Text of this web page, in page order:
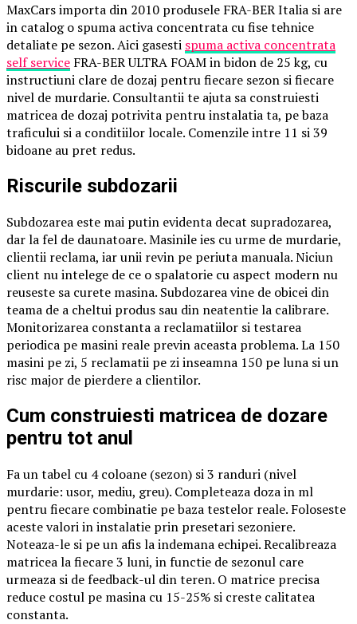
MaxCars importa din 2010 produsele FRA-BER Italia si are
in catalog o spuma activa concentrata cu fise tehnice
detaliate pe sezon. Aici gasesti spuma activa concentrata
self service FRA-BER ULTRA FOAM in bidon de 25 kg, cu
instructiuni clare de dozaj pentru fiecare sezon si fiecare
nivel de murdarie. Consultantii te ajuta sa construiesti
matricea de dozaj potrivita pentru instalatia ta, pe baza
traficului si a conditiilor locale. Comenzile intre 11 si 39
bidoane au pret redus.
Riscurile subdozarii
Subdozarea este mai putin evidenta decat supradozarea,
dar la fel de daunatoare. Masinile ies cu urme de murdarie,
clientii reclama, iar unii revin pe periuta manuala. Niciun
client nu intelege de ce o spalatorie cu aspect modern nu
reuseste sa curete masina. Subdozarea vine de obicei din
teama de a cheltui produs sau din neatentie la calibrare.
Monitorizarea constanta a reclamatiilor si testarea
periodica pe masini reale previn aceasta problema. La 150
masini pe zi, 5 reclamatii pe zi inseamna 150 pe luna si un
risc major de pierdere a clientilor.
Cum construiesti matricea de dozare
pentru tot anul
Fa un tabel cu 4 coloane (sezon) si 3 randuri (nivel
murdarie: usor, mediu, greu). Completeaza doza in ml
pentru fiecare combinatie pe baza testelor reale. Foloseste
aceste valori in instalatie prin presetari sezoniere.
Noteaza-le si pe un afis la indemana echipei. Recalibreaza
matricea la fiecare 3 luni, in functie de sezonul care
urmeaza si de feedback-ul din teren. O matrice precisa
reduce costul pe masina cu 15-25% si creste calitatea
constanta.